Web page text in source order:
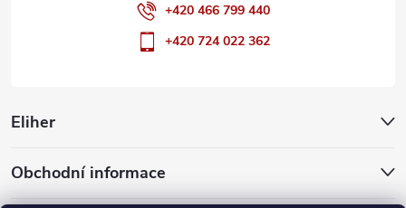
Eliher
Obchodní informace
+420 466 799 440
+420 724 022 362